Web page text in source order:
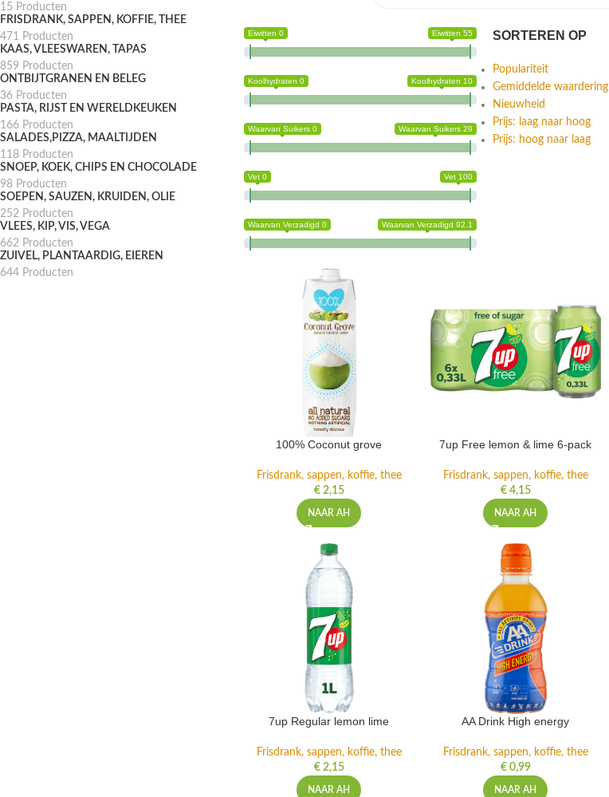
15 Producten
FRISDRANK, SAPPEN, KOFFIE, THEE
471 Producten
KAAS, VLEESWAREN, TAPAS
859 Producten
ONTBIJTGRANEN EN BELEG
36 Producten
PASTA, RIJST EN WERELDKEUKEN
166 Producten
SALADES,PIZZA, MAALTIJDEN
118 Producten
SNOEP, KOEK, CHIPS EN CHOCOLADE
98 Producten
SOEPEN, SAUZEN, KRUIDEN, OLIE
252 Producten
VLEES, KIP, VIS, VEGA
662 Producten
ZUIVEL, PLANTAARDIG, EIEREN
644 Producten
Eiwitten 0 Eiwitten 55
Koolhydraten 0 Koolhydraten 10
Waarvan Suikers 0 Waarvan Suikers 29
Vet 0 Vet 100
Waarvan Verzadigd 0 Waarvan Verzadigd 92.1
SORTEREN OP
Populariteit
Gemiddelde waardering
Nieuwheid
Prijs: laag naar hoog
Prijs: hoog naar laag
100% Coconut grove
Frisdrank, sappen, koffie, thee
€2,15
NAAR AH
7up Free lemon & lime 6-pack
Frisdrank, sappen, koffie, thee
€4,15
NAAR AH
7up Regular lemon lime
Frisdrank, sappen, koffie, thee
€2,15
NAAR AH
AA Drink High energy
Frisdrank, sappen, koffie, thee
€0,99
NAAR AH